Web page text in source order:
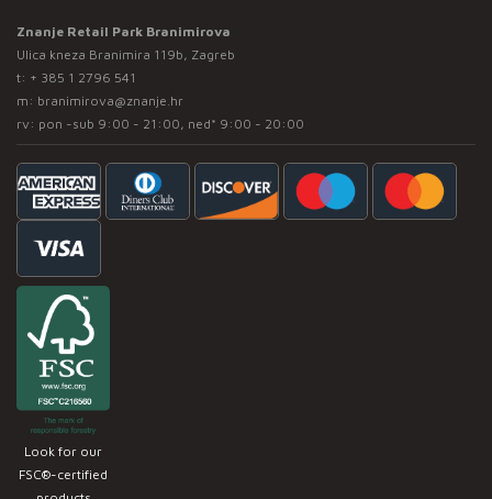
Znanje Retail Park Branimirova
Ulica kneza Branimira 119b, Zagreb
t: + 385 1 2796 541
m: branimirova@znanje.hr
rv: pon -sub 9:00 - 21:00, ned* 9:00 - 20:00
Look for our
FSC®-certified